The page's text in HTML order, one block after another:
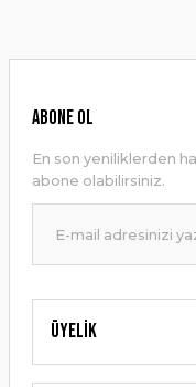
Ürün resmi kalitesiz,
Ürün bilgilerinde
Ürün fiyatı diğer
Bu ürüne benzer
Üyelik
ABONE OL
En son yeniliklerden
abone olabilirsiniz.